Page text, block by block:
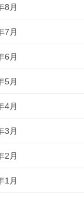
8月
7月
6月
5月
4月
3月
2月
1月